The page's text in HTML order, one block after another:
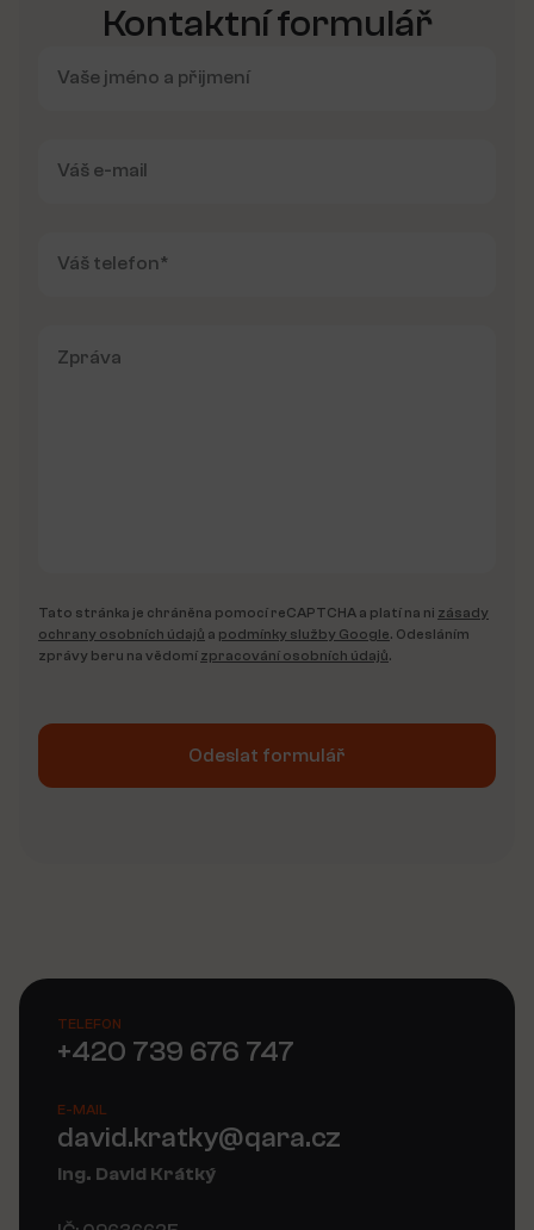
Kontaktní formulář
Tato stránka je chráněna pomocí reCAPTCHA a platí na ni zásady
ochrany osobních údajů a podmínky služby Google. Odesláním
zprávy beru na vědomí zpracování osobních údajů.
Odeslat formulář
TELEFON
+420 739 676 747
E-MAIL
david.kratky@qara.cz
Ing. David Krátký